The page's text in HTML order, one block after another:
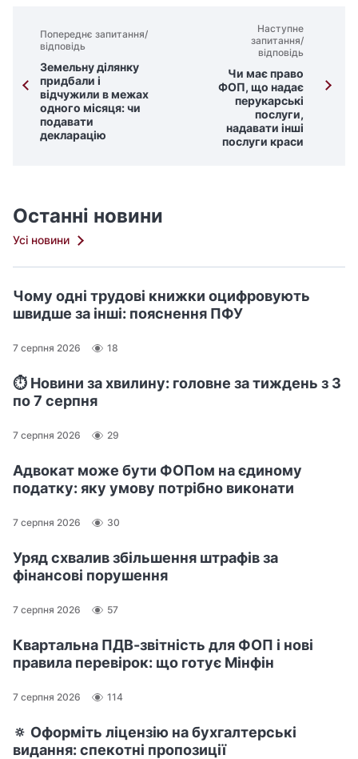
Попереднє запитання/
відповідь
Земельну ділянку
придбали і
відчужили в межах
одного місяця: чи
подавати
декларацію
Наступне
запитання/
відповідь
Чи має право
ФОП, що надає
перукарські
послуги,
надавати інші
послуги краси
Останні новини
Усі новини
Чому одні трудові книжки оцифровують
швидше за інші: пояснення ПФУ
7 серпня 2026 18
⏱️ Новини за хвилину: головне за тиждень з 3
по 7 серпня
7 серпня 2026 29
Адвокат може бути ФОПом на єдиному
податку: яку умову потрібно виконати
7 серпня 2026 30
Уряд схвалив збільшення штрафів за
фінансові порушення
7 серпня 2026 57
Квартальна ПДВ-звітність для ФОП і нові
правила перевірок: що готує Мінфін
7 серпня 2026 114
🔅 Оформіть ліцензію на бухгалтерські
видання: спекотні пропозиції